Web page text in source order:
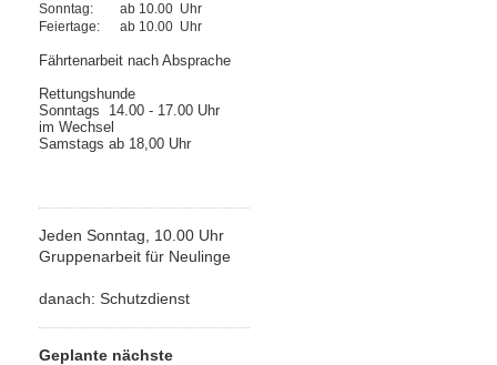
Sonntag: ab 10.00 Uhr
Feiertage: ab 10.00 Uhr
Fährtenarbeit nach Absprache
Rettungshunde
Sonntags 14.00 - 17.00 Uhr
im Wechsel
Samstags ab 18,00 Uhr
Jeden Sonntag, 10.00 Uhr
Gruppenarbeit für Neulinge
danach: Schutzdienst
Geplante nächste